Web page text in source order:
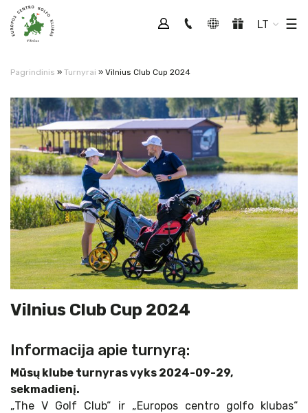
LT ☰
Pagrindinis » Turnyrai » Vilnius Club Cup 2024
Vilnius Club Cup 2024
Informacija apie turnyrą:
Mūsų klube turnyras vyks 2024-09-29,
sekmadienį.
„The V Golf Club“ ir „Europos centro golfo klubas“